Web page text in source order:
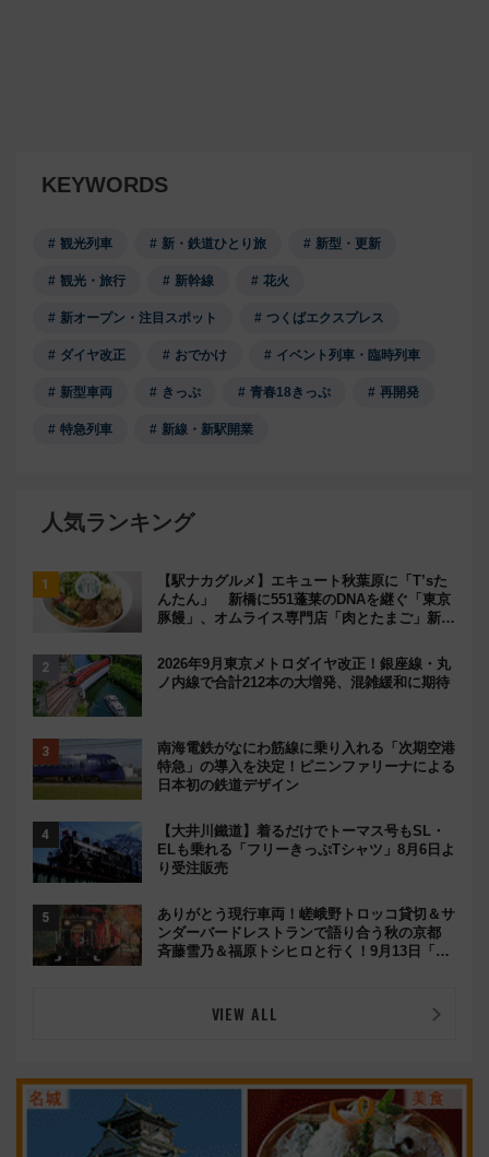
KEYWORDS
観光列車 新・鉄道ひとり旅 新型・更新
観光・旅行 新幹線 花火
新オープン・注目スポット つくばエクスプレス
ダイヤ改正 おでかけ イベント列車・臨時列車
新型車両 きっぷ 青春18きっぷ 再開発
特急列車 新線・新駅開業
人気ランキング
【駅ナカグルメ】エキュート秋葉原に「T’sた
んたん」 新橋に551蓬莱のDNAを継ぐ「東京
豚饅」、オムライス専門店「肉とたまご」新グ
2026年9月東京メトロダイヤ改正！銀座線・丸
ノ内線で合計212本の大増発、混雑緩和に期待
南海電鉄がなにわ筋線に乗り入れる「次期空港
特急」の導入を決定！ピニンファリーナによる
日本初の鉄道デザイン
【大井川鐵道】着るだけでトーマス号もSL・
ELも乗れる「フリーきっぷTシャツ」8月6日よ
り受注販売
ありがとう現行車両！嵯峨野トロッコ貸切＆サ
ンダーバードレストランで語り合う秋の京都
斉藤雪乃＆福原トシヒロと行く！9月13日「京
VIEW ALL